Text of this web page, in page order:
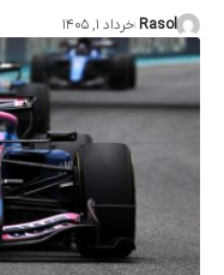
Rasol خرداد ۱, ۱۴۰۵